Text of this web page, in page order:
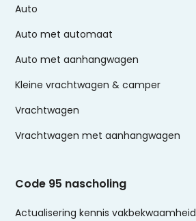
Auto
Auto met automaat
Auto met aanhangwagen
Kleine vrachtwagen & camper
Vrachtwagen
Vrachtwagen met aanhangwagen
Code 95 nascholing
Actualisering kennis vakbekwaamheid